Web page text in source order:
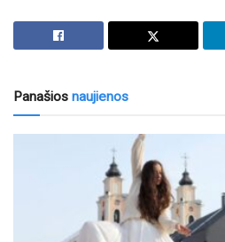
Panašios naujienos